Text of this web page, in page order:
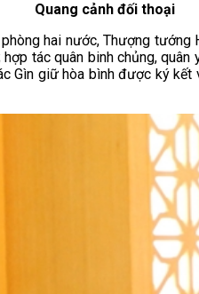
Quang cảnh đối thoại
hai nước, Thượng
tác quân binh chủng,
Gìn giữ hòa bình được ký